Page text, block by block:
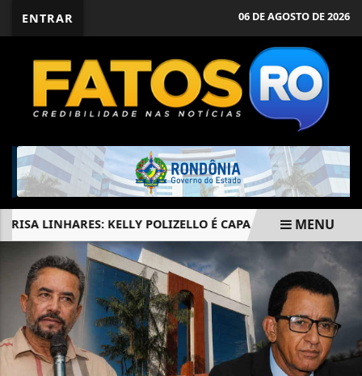
ENTRAR 06 DE AGOSTO DE 2026
LINHARES: KELLY POLIZELLO É CAPA DA REVISTA EM
EM ALTA
MENU